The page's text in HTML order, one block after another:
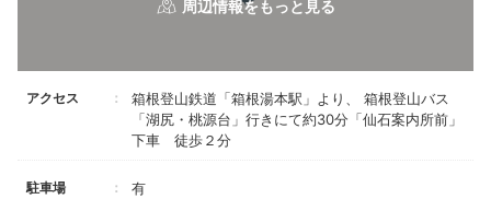
アクセス
箱根登山鉄道「箱根湯本駅」より、 箱根登山バス
「湖尻・桃源台」行きにて約30分「仙石案内所前」
下車 徒歩２分
駐車場 有